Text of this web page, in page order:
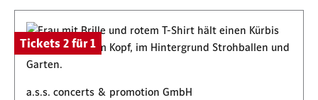
Tickets 2 für 1
a.s.s. concerts & promotion GmbH